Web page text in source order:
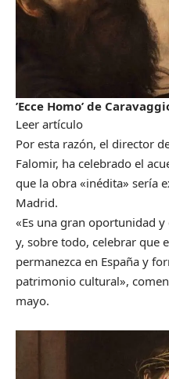
’Ecce Homo’ de
Leer artículo
Por esta razón, el director
Falomir, ha celebrado el
que la obra «inédita» sería
Madrid.
«Es una gran oportunidad
y, sobre todo, celebrar que
permanezca en España y
patrimonio cultural»,
mayo.